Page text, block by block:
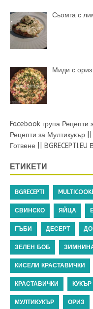
Сьомга с
Миди с ориз
Facebook група Рецепти
Рецепти за Мултикукър
Готвене
BGRECEPTI.EU
ЕТИКЕТИ
BGRECEPTI
СВИНСКО ЯЙЦА
ГЪБИ ДЕСЕРТ
ЗЕЛЕН БОБ
КИСЕЛИ КРАСТАВИЧКИ
КРАСТАВИЧКИ КУКЪР
МУЛТИКУКЪР ОРИЗ